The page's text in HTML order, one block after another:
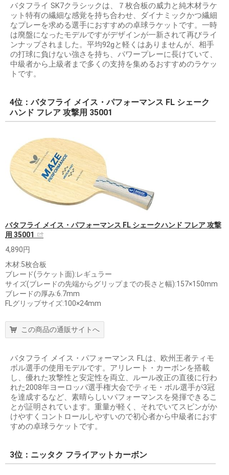
バタフライ SK7クラシックは、７枚合板の威力と純木材ラケ
ット特有の繊細な感覚を持ち合わせ、ダイナミックかつ繊細
なプレーを求める選手におすすめの卓球ラケットです。一時
は廃盤になったモデルですがデザインが一新されて再びライ
ンナップされました。平均92gと軽くはありませんが、相手
の打球に負けない強さを持ち、パワープレーに長けていて、
中級者から上級者まで多くの支持を集めるおすすめのラケッ
トです。
4位：バタフライ メイス・パフォーマンス FL シェーク
ハンド フレア 攻撃用 35001
バタフライ メイス・パフォーマンス FL シェークハンド フレア 攻撃
用 35001
4,890円
木材:5枚合板
ブレード(ラケット面):レギュラー
サイズ(ブレードの先端からグリップまでの長さと幅):157×150mm
ブレードの厚み:6.7mm
FLグリップサイズ:100×24mm
この商品の通販サイトへ
バタフライ メイス・パフォーマンス FLは、欧州王者ティモ
ボル選手の使用モデルです。アリレート・カーボンを搭載
し、優れた攻撃性と安定性を両立、ルール改正の直後に行わ
れた2008年ヨーロッパ選手権大会でティモ・ボル選手が3冠
を達成するなど、素晴らしいパフォーマンスを発揮できるこ
とが証明されています。重量が軽く、それでいてスピンがか
けやすくコントロールしやすいので初心者から中級者におす
すめの卓球ラケットです。
3位：ニッタク フライアットカーボン